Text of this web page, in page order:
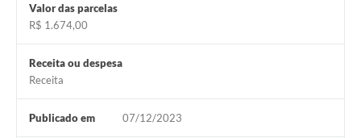
Valor das parcelas
R$ 1.674,00
Receita ou despesa
Receita
Publicado em 07/12/2023